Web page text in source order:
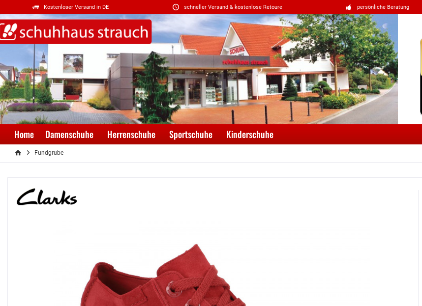
Kostenloser Versand in DE schneller Versand & kostenlose Retoure persönliche Beratung
Home Damenschuhe Herrenschuhe Sportschuhe Kinderschuhe
Fundgrube